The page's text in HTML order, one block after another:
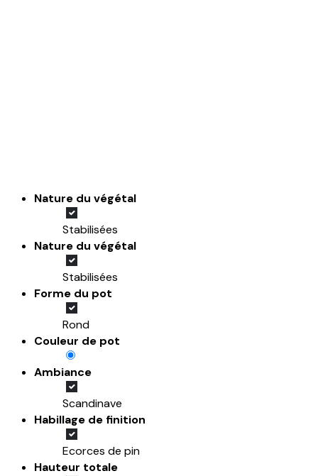
Nature du végétal
Stabilisées
Nature du végétal
Stabilisées
Forme du pot
Rond
Couleur de pot
Ambiance
Scandinave
Habillage de finition
Ecorces de pin
Hauteur totale